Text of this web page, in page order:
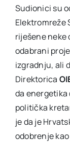
Sudionici su
Elektromreže
riješene neke
odabrani
izgradnju, ali
Direktorica
da
politička
je da je
odobrenje